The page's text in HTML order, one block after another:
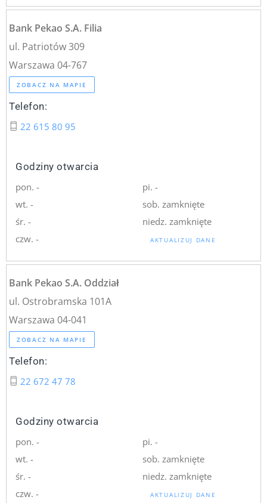
Bank Pekao S.A. Filia
ul. Patriotów 309
Warszawa 04-767
ZOBACZ NA MAPIE
Telefon:
22 615 80 95
Godziny otwarcia
pon. -
wt. -
śr. -
czw. -
pi. -
sob. zamknięte
niedz. zamknięte
AKTUALIZUJ DANE
Bank Pekao S.A. Oddział
ul. Ostrobramska 101A
Warszawa 04-041
ZOBACZ NA MAPIE
Telefon:
22 672 47 78
Godziny otwarcia
pon. -
wt. -
śr. -
czw. -
pi. -
sob. zamknięte
niedz. zamknięte
AKTUALIZUJ DANE